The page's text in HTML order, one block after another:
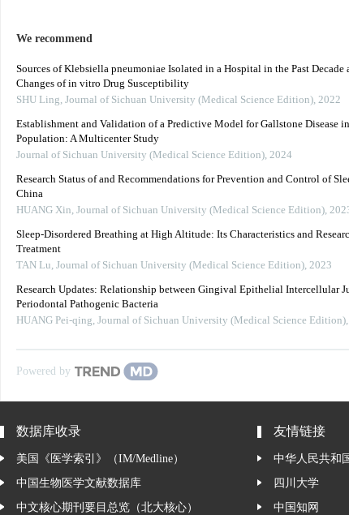
We recommend
Sources of Klebsiella pneumoniae Isolated in a Hospital in the Past Decade
Changes of in vitro Drug Susceptibility
SHU Ling, Journal of Sichuan University (Medical Science Edition), 2022
Establishment and Validation of a Predictive Model for Gallstone Disease
Population: A Multicenter Study
Journal of Sichuan University (Medical Science Edition), 2024
Research Status of and Recommendations for Prevention and Control of
China
HUANG Xin, Journal of Sichuan University (Medical Science Edition),
Sleep-Disordered Breathing at High Altitude: Its Characteristics and
Treatment
TAN Lu, Journal of Sichuan University (Medical Science Edition), 2023
Research Updates: Relationship between Gingival Epithelial Intercellular
Periodontal Pathogenic Bacteria
HUANG Pei-qing, Journal of Sichuan University (Medical Science Edition),
Powered by
数据库收录
美国《医学索引》（IM/Medline）
中国生物医学文献数据库
中文核心期刊要目总览（北大核心）
友情链接
中华人民共和
四川大学
中国知网